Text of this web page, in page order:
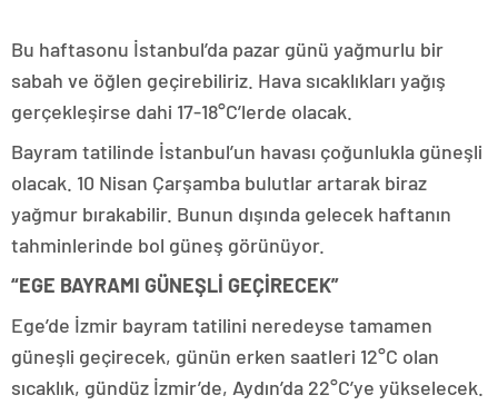
Bu haftasonu İstanbul’da pazar günü yağmurlu bir
sabah ve öğlen geçirebiliriz. Hava sıcaklıkları yağış
gerçekleşirse dahi 17-18°C’lerde olacak.
Bayram tatilinde İstanbul’un havası çoğunlukla güneşli
olacak. 10 Nisan Çarşamba bulutlar artarak biraz
yağmur bırakabilir. Bunun dışında gelecek haftanın
tahminlerinde bol güneş görünüyor.
“EGE BAYRAMI GÜNEŞLİ GEÇİRECEK”
Ege’de İzmir bayram tatilini neredeyse tamamen
güneşli geçirecek, günün erken saatleri 12°C olan
sıcaklık, gündüz İzmir’de, Aydın’da 22°C’ye yükselecek.